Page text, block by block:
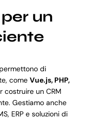
un
di
come Vue.js, PHP,
costruire un CRM
Gestiamo anche
ERP e soluzioni di